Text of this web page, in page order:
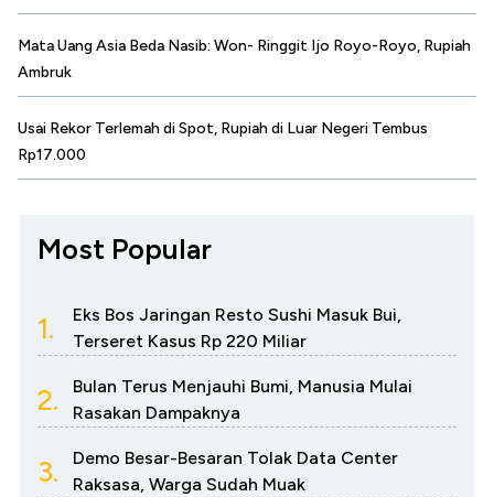
Mata Uang Asia Beda Nasib: Won- Ringgit Ijo Royo-Royo, Rupiah
Ambruk
Usai Rekor Terlemah di Spot, Rupiah di Luar Negeri Tembus
Rp17.000
Most Popular
1.
Eks Bos Jaringan Resto Sushi Masuk Bui,
Terseret Kasus Rp 220 Miliar
2.
Bulan Terus Menjauhi Bumi, Manusia Mulai
Rasakan Dampaknya
3.
Demo Besar-Besaran Tolak Data Center
Raksasa, Warga Sudah Muak